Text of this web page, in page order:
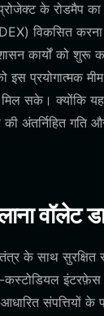
के रोडमैप का
विकसित करना
कार्यों को शुरू
इस प्रयोगात्मक
सके। क्योंकि यह
अंतर्निहित गति
वॉलेट
तंत्र के साथ
इंटरफ़ेस
संपत्तियों